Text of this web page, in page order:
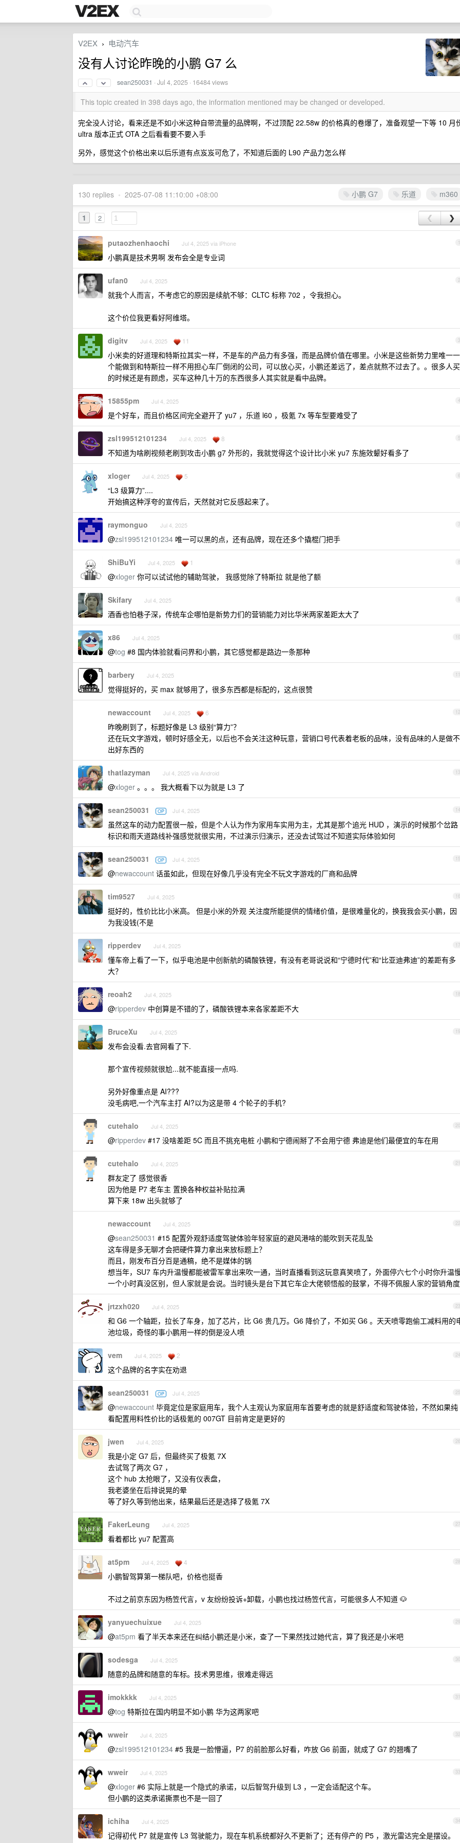
V2EX › 电动汽车
没有人讨论昨晚的小鹏 G7 么
sean250031 ·Jul 4, 2025 · 16484 views
This topic created in 398 days ago, the information mentioned may be changed or developed.
完全没人讨论，看来还是不如小米这种自带流量的品牌啊，不过顶配 22.58w 的价格真的卷爆了，准备观望一下等 10 月
ultra 版本正式 OTA 之后看看要不要入手
另外，感觉这个价格出来以后乐道有点岌岌可危了，不知道后面的 L90 产品力怎么样
小鹏 G7 乐道 m360
130 replies • 2025-07-08 11:10:00 +08:00
1 2 ❮ ❯
1
putaozhenhaochi Jul 4, 2025 via iPhone
小鹏真是技术男啊 发布会全是专业词
2
ufan0 Jul 4, 2025
就我个人而言，不考虑它的原因是续航不够：CLTC 标称 702 ，令我担心。
这个价位我更看好阿维塔。
3
digitv Jul 4, 2025 11
小米卖的好道理和特斯拉其实一样，不是车的产品力有多强，而是品牌价值在哪里。小米是这些新势力里唯一一
个能做到和特斯拉一样不用担心车厂倒闭的公司，可以放心买，小鹏还差远了，差点就熬不过去了。。很多人买
的时候还是有顾虑，买车这种几十万的东西很多人其实就是看中品牌。
4
15855pm Jul 4, 2025
是个好车，而且价格区间完全避开了 yu7 ，乐道 l60 ，极氪 7x 等车型要难受了
5
zsl199512101234 Jul 4, 2025 8
不知道为啥刷视频老刷到攻击小鹏 g7 外形的，我就觉得这个设计比小米 yu7 东施效颦好看多了
6
xloger Jul 4, 2025 5
“L3 级算力”....
开始搞这种浮夸的宣传后，天然就对它反感起来了。
7
raymonguo Jul 4, 2025
@zsl199512101234 唯一可以黑的点，还有品牌，现在还多个撬棍门把手
8
ShiBuYi Jul 4, 2025 1
@xloger 你可以试试他的辅助驾驶， 我感觉除了特斯拉 就是他了额
9
Skifary Jul 4, 2025
酒香也怕巷子深，传统车企哪怕是新势力们的营销能力对比华米两家差距太大了
10
x86 Jul 4, 2025
@tog #8 国内体验就看问界和小鹏，其它感觉都是路边一条那种
11
barbery Jul 4, 2025
觉得挺好的，买 max 就够用了，很多东西都是标配的，这点很赞
12
newaccount Jul 4, 2025 6
昨晚刷到了，标题好像是 L3 级别“算力”？
还在玩文字游戏，顿时好感全无，以后也不会关注这种玩意，营销口号代表着老板的品味，没有品味的人是做不
出好东西的
13
thatlazyman Jul 4, 2025 via Android
@xloger 。。。 我大概看下以为就是 L3 了
14
sean250031 OP Jul 4, 2025
虽然这车的动力配置很一般，但是个人认为作为家用车实用为主，尤其是那个追光 HUD ，演示的时候那个岔路
标识和雨天道路线补强感觉就很实用，不过演示归演示，还没去试驾过不知道实际体验如何
15
sean250031 OP Jul 4, 2025
@newaccount 话虽如此，但现在好像几乎没有完全不玩文字游戏的厂商和品牌
16
tim9527 Jul 4, 2025
挺好的，性价比比小米高。 但是小米的外观 关注度所能提供的情绪价值，是很难量化的，换我我会买小鹏，因
为我没钱(不是
17
ripperdev Jul 4, 2025
懂车帝上看了一下，似乎电池是中创新航的磷酸铁锂，有没有老哥说说和“宁德时代”和“比亚迪弗迪”的差距有多
大？
18
reoah2 Jul 4, 2025
@ripperdev 中创算是不错的了，磷酸铁锂本来各家差距不大
19
BruceXu Jul 4, 2025
发布会没看.去官网看了下.
那个宣传视频就很尬...就不能直接一点吗.
另外好像重点是 AI???
没毛病吧,一个汽车主打 AI?以为这是带 4 个轮子的手机?
20
cutehalo Jul 4, 2025
@ripperdev #17 没啥差距 5C 而且不挑充电桩 小鹏和宁德闹掰了不会用宁德 弗迪是他们最便宜的车在用
21
cutehalo Jul 4, 2025
群友定了 感觉很香
因为他是 P7 老车主 置换各种权益补贴拉满
算下来 18w 出头就够了
22
newaccount Jul 4, 2025
@sean250031 #15 配置外观舒适度驾驶体验年轻家庭的避风港啥的能吹到天花乱坠
这车得是多无聊才会把硬件算力拿出来放标题上？
而且，刚发布百分百是通稿，绝不是媒体的锅
想当年，SU7 车内升温慢都能被雷军拿出来吹一通，当时直播看到这玩意真笑喷了，外面停六七个小时你升温
一个小时真没区别，但人家就是会说。当时镜头是台下其它车企大佬顿悟般的鼓掌，不得不佩服人家的营销角度
23
jrtzxh020 Jul 4, 2025
和 G6 一个轴距，拉长了车身，加了芯片，比 G6 贵几万。G6 降价了，不如买 G6 。天天喷零跑偷工减料用的
池垃圾，奇怪的事小鹏用一样的倒是没人喷
24
vem Jul 4, 2025 2
这个品牌的名字实在劝退
25
sean250031 OP Jul 4, 2025
@newaccount 毕竟定位是家庭用车，我个人主观认为家庭用车首要考虑的就是舒适度和驾驶体验，不然如果纯
看配置用料性价比的话极氪的 007GT 目前肯定是更好的
26
jwen Jul 4, 2025
我是小定 G7 后，但最终买了极氪 7X
去试驾了两次 G7 ，
这个 hub 太抢眼了，又没有仪表盘，
我老婆坐在后排说晃的晕
等了好久等到他出来，结果最后还是选择了极氪 7X
27
FakerLeung Jul 4, 2025
看着都比 yu7 配置高
28
at5pm Jul 4, 2025 4
小鹏智驾算第一梯队吧，价格也挺香
不过之前京东因为杨笠代言，v 友纷纷投诉+卸载，小鹏也找过杨笠代言，可能很多人不知道 🐶
29
yanyuechuixue Jul 4, 2025
@at5pm 看了半天本来还在纠结小鹏还是小米，查了一下果然找过她代言，算了我还是小米吧
30
sodesga Jul 4, 2025
随意的品牌和随意的车标。技术男思维，很难走得远
31
imokkkk Jul 4, 2025
@tog 特斯拉在国内明显不如小鹏 华为这两家吧
32
wweir Jul 4, 2025
@zsl199512101234 #5 我是一脸懵逼，P7 的前脸那么好看，咋放 G6 前面，就成了 G7 的翘嘴了
33
wweir Jul 4, 2025
@xloger #6 实际上就是一个隐式的承诺，以后智驾升级到 L3 ，一定会适配这个车。
但小鹏的这类承诺撕票也不是一回了
34
ichiha Jul 4, 2025
记得初代 P7 就是宣传 L3 驾驶能力，现在车机系统都好久不更新了；还有停产的 P5 ，激光雷达完全是摆设。